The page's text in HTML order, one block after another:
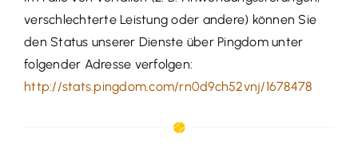
verschlechterte Leistung oder andere) können Sie
den Status unserer Dienste über Pingdom unter
folgender Adresse verfolgen:
http://stats.pingdom.com/rn0d9ch52vnj/1678478